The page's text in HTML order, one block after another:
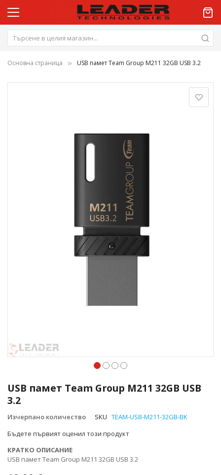
Основна страница USB памет Team Group M211 32GB USB 3.2
USB памет Team Group M211 32GB USB
3.2
Изчерпано количество SKU TEAM-USB-M211-32GB-BK
Бъдете първият оценил този продукт
КРАТКО ОПИСАНИЕ
USB памет Team Group M211 32GB USB 3.2
към
началото
на
галерия
снимки